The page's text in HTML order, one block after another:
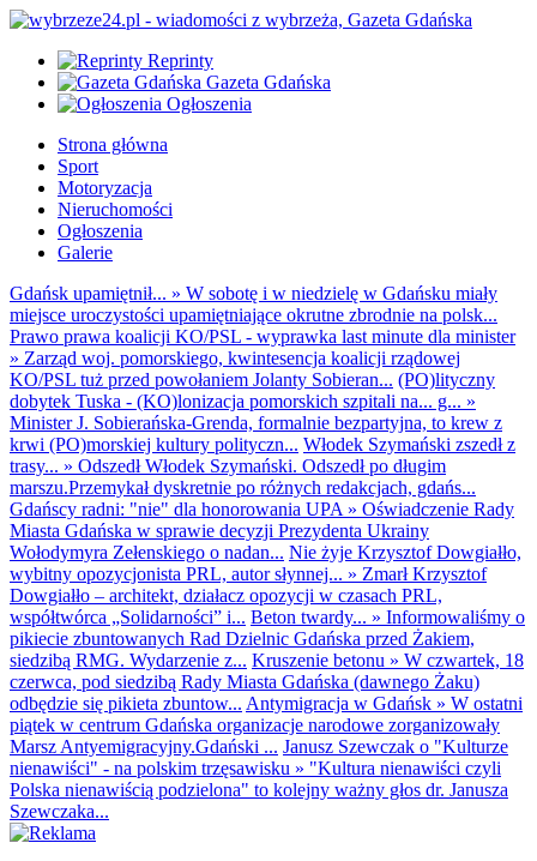
Reprinty
Gazeta Gdańska
Ogłoszenia
Strona główna
Sport
Motoryzacja
Nieruchomości
Ogłoszenia
Galerie
Gdańsk upamiętnił... » W sobotę i w niedzielę w Gdańsku miały
miejsce uroczystości upamiętniające okrutne zbrodnie na polsk...
Prawo prawa koalicji KO/PSL - wyprawka last minute dla minister
» Zarząd woj. pomorskiego, kwintesencja koalicji rządowej
KO/PSL tuż przed powołaniem Jolanty Sobieran... (PO)lityczny
dobytek Tuska - (KO)lonizacja pomorskich szpitali na... g... »
Minister J. Sobierańska-Grenda, formalnie bezpartyjna, to krew z
krwi (PO)morskiej kultury polityczn... Włodek Szymański zszedł z
trasy... » Odszedł Włodek Szymański. Odszedł po długim
marszu.Przemykał dyskretnie po różnych redakcjach, gdańs...
Gdańscy radni: "nie" dla honorowania UPA » Oświadczenie Rady
Miasta Gdańska w sprawie decyzji Prezydenta Ukrainy
Wołodymyra Zełenskiego o nadan... Nie żyje Krzysztof Dowgiałło,
wybitny opozycjonista PRL, autor słynnej... » Zmarł Krzysztof
Dowgiałło – architekt, działacz opozycji w czasach PRL,
współtwórca „Solidarności” i... Beton twardy... » Informowaliśmy o
pikiecie zbuntowanych Rad Dzielnic Gdańska przed Żakiem,
siedzibą RMG. Wydarzenie z... Kruszenie betonu » W czwartek, 18
czerwca, pod siedzibą Rady Miasta Gdańska (dawnego Żaku)
odbędzie się pikieta zbuntow... Antymigracja w Gdańsk » W ostatni
piątek w centrum Gdańska organizacje narodowe zorganizowały
Marsz Antyemigracyjny.Gdański ... Janusz Szewczak o "Kulturze
nienawiści" - na polskim trzęsawisku » "Kultura nienawiści czyli
Polska nienawiścią podzielona" to kolejny ważny głos dr. Janusza
Szewczaka...